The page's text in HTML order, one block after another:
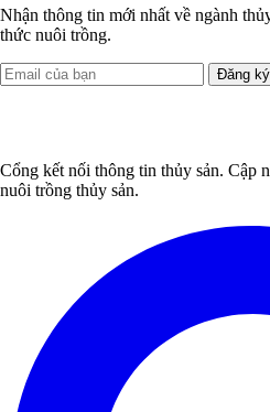
Nhận thông tin mới nhất về ngành
thức nuôi trồng.
Đăng ký
Cổng kết nối thông tin thủy sản. Cập
nuôi trồng thủy sản.